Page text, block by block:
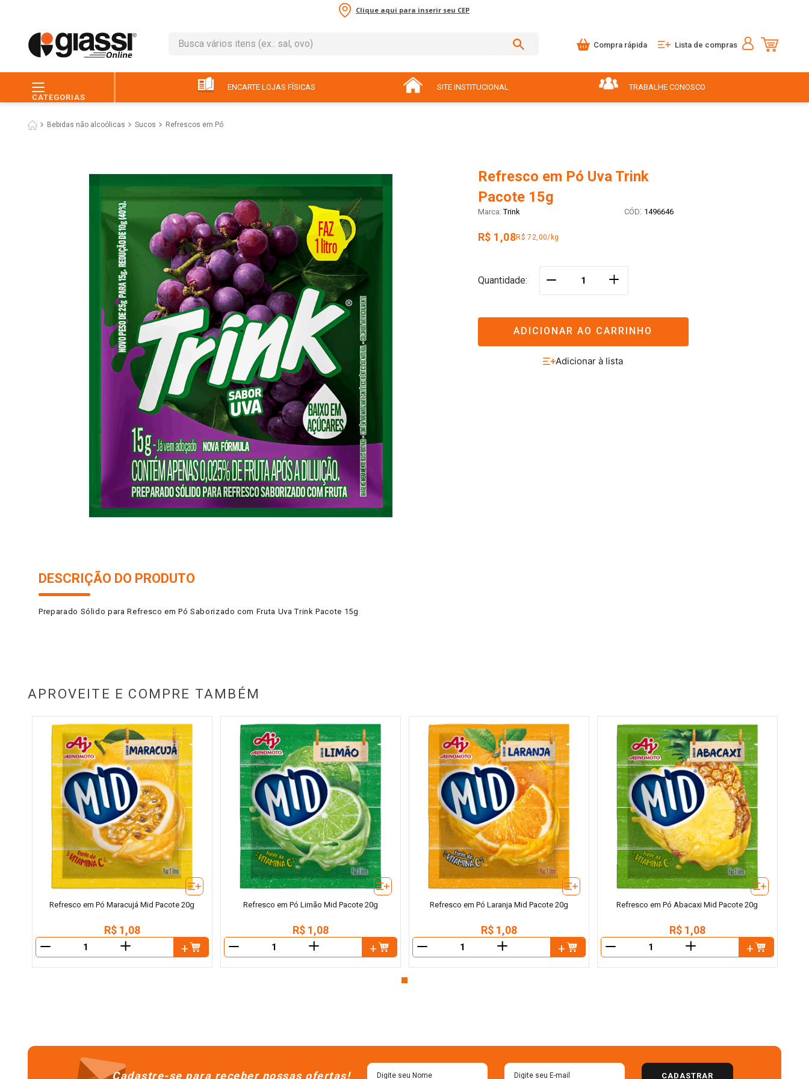
Clique aqui para inserir seu CEP
Busca vários itens (ex.: sal, ovo)
Compra rápida Lista de compras
CATEGORIAS
ENCARTE LOJAS FÍSICAS SITE INSTITUCIONAL TRABALHE CONOSCO
Bebidas não alcoólicas Sucos Refrescos em Pó
Refresco em Pó Uva Trink
Pacote 15g
Trink : 1496646
R$ 1,08R$ 72,00/kg
Quantidade ＋
ADICIONAR AO CARRINHO
DESCRIÇÃO DO PRODUTO
Preparado Sólido para Refresco em Pó Saborizado com Fruta Uva Trink Pacote 15g
APROVEITE E COMPRE TAMBÉM
Refresco em Pó Maracujá Mid Pacote 20g
R$ 1,08
＋
Refresco em Pó Limão Mid Pacote 20g
R$ 1,08
＋
Refresco em Pó Laranja Mid Pacote 20g
R$ 1,08
＋
Refresco em Pó Abacaxi Mid Pacote 20g
R$ 1,08
＋
Cadastre-se para receber nossas ofertas! CADASTRAR
leite
3º queijo
7º macarrão
8º ovo
9º pão
10º iogurte